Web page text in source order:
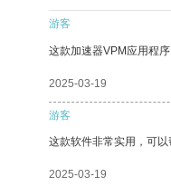
游客
这款加速器VPM应用程
2025-03-19
游客
这款软件非常实用，可以
2025-03-19